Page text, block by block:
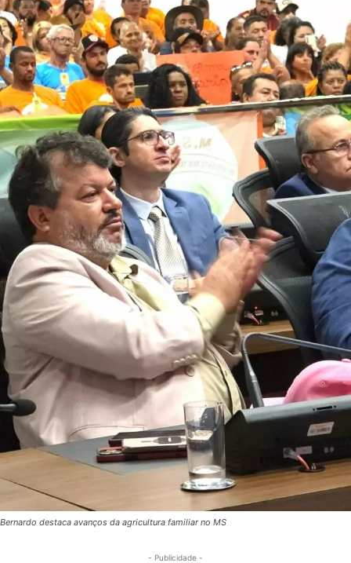
Bernardo destaca avanços da agricultura familiar no MS
- Publicidade -